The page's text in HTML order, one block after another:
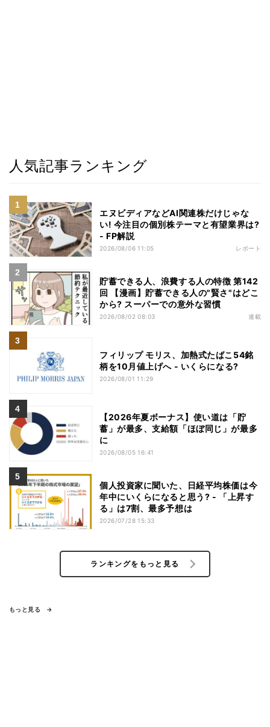
人気記事ランキング
エヌビディアなどAI関連株だけじゃな
い! 今注目の個別株テーマと有望業界は?
- FP解説
2026/08/06 11:05 レポート
貯蓄できる人、浪費する人の特徴 第142
回 【漫画】貯蓄できる人の"賢さ"はどこ
から? スーパーでの意外な習慣
2026/08/02 08:03 連載
フィリップ モリス、加熱式たばこ54銘
柄を10月値上げへ - いくらになる?
2026/08/01 11:29
【2026年夏ボーナス】使い道は「貯
蓄」が最多、支給額「ほぼ同じ」が最多
に
2026/08/05 16:41
個人投資家に聞いた、日経平均株価は今
年中にいくらになると思う? - 「上昇す
る」は7割、最多予想は
2026/07/28 15:33
ランキングをもっと見る
もっと見る